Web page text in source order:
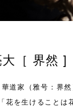
［ 界然 ]
道家（雅号：界
花を生けることは